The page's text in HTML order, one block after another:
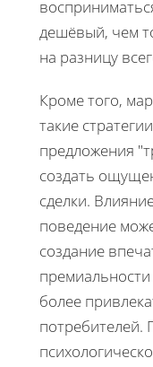
дешёвый, чем
на разницу
Кроме того,
такие
предложения
создать
сделки.
поведение
создание
премиальности
более